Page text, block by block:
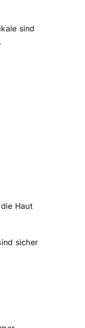
sind
Haut
sicher